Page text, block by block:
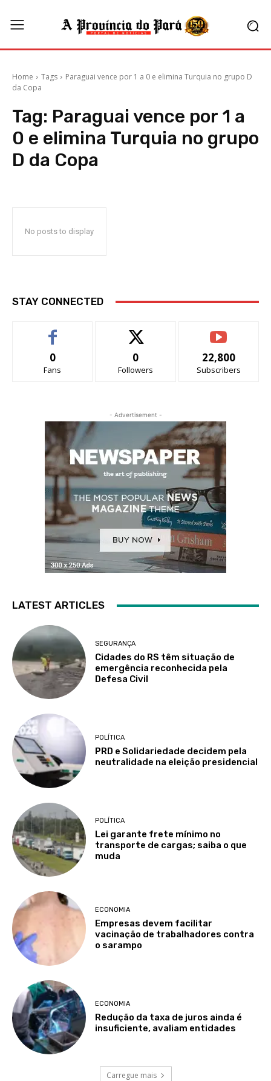
Home Tags
Paraguai vence por 1 a 0 e elimina Turquia no grupo D
da Copa
Tag: Paraguai vence por 1 a
0 e elimina Turquia no grupo
D da Copa
No posts to display
STAY CONNECTED
0
Fans
0
Followers
22,800
Subscribers
- Advertisement -
LATEST ARTICLES
SEGURANÇA
Cidades do RS têm situação de
emergência reconhecida pela
Defesa Civil
POLÍTICA
PRD e Solidariedade decidem pela
neutralidade na eleição presidencial
POLÍTICA
Lei garante frete mínimo no
transporte de cargas; saiba o que
muda
ECONOMIA
Empresas devem facilitar
vacinação de trabalhadores contra
o sarampo
ECONOMIA
Redução da taxa de juros ainda é
insuficiente, avaliam entidades
Carregue mais